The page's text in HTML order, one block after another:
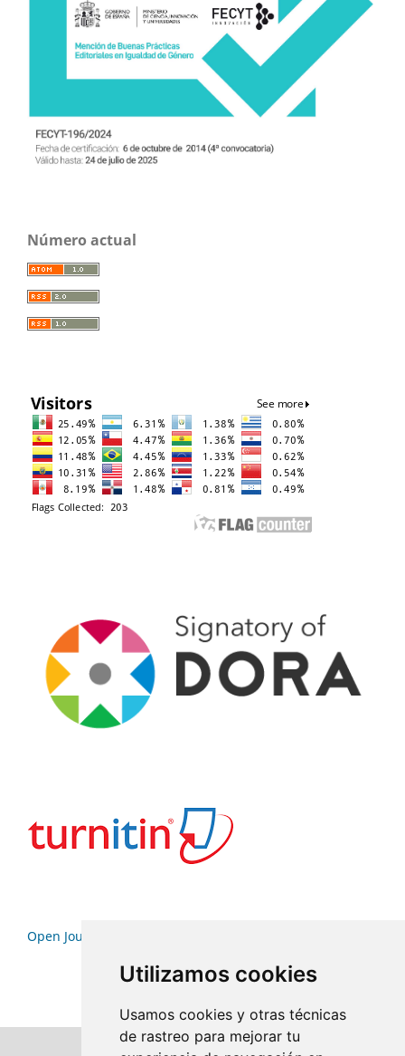
Utilizamos cookies
Usamos cookies y otras técnicas
de rastreo para mejorar tu
Número actual
Open Journal Systems